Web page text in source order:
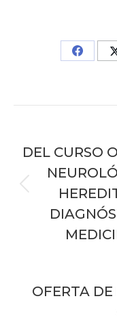
Share
entre
DEL CURSO
OFERTA